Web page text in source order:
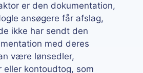
er den dokumentation,
ansøgere får afslag,
ikke har sendt den
med deres
være lønsedler,
eller kontoudtog, som